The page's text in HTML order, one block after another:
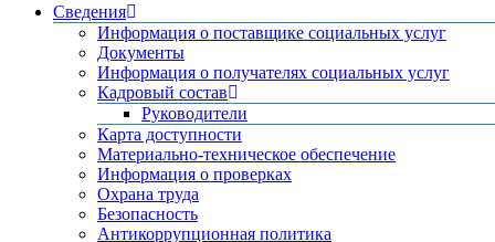
Сведения
Информация о поставщике социальных услуг
Документы
Информация о получателях социальных услуг
Кадровый состав
Руководители
Карта доступности
Материально-техническое обеспечение
Информация о проверках
Охрана труда
Безопасность
Антикоррупционная политика